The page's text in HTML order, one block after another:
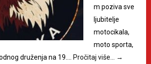
m poziva sve
ljubitelje
motocikala,
moto sporta,
druženja na 19.…
Pročitaj više… →